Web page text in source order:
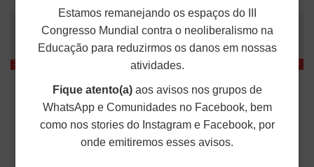
enviar dados sobre criação e ampliação
de Iees, Imes e Ides
O ANDES-SN reforçou a solicitação às seções
Estamos remanejando os espaços do III
Congresso Mundial contra o neoliberalismo na
Educação para reduzirmos os danos em nossas
atividades.
Fique atento(a)aos avisos nos grupos de
WhatsApp e Comunidades no Facebook, bem
como nos stories do Instagram e Facebook, por
onde emitiremos esses avisos.